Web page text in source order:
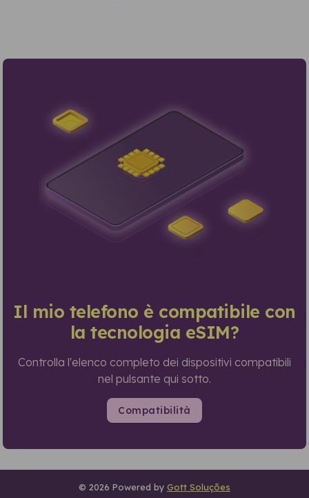
Il mio telefono è compatibile con
la tecnologia eSIM?
Controlla l'elenco completo dei dispositivi compatibili
nel pulsante qui sotto.
Compatibilità
© 2026 Powered by Gott Soluções